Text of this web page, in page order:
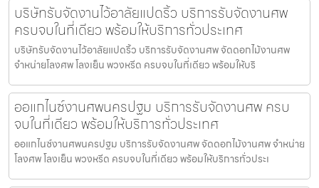
บริษัทรับจัดงานไว้อาลัยแปดริ้ว บริการรับจัดงานศพ
ครบจบในที่เดียว พร้อมให้บริการทั่วประเทศ
บริษัทรับจัดงานไว้อาลัยแปดริ้ว บริการรับจัดงานศพ จัดดอกไม้งานศพ
จำหน่ายโลงศพ โลงเย็น พวงหรีด ครบจบในที่เดียว พร้อมให้บริ
ออแกไนซ์งานศพนครปฐม บริการรับจัดงานศพ ครบ
จบในที่เดียว พร้อมให้บริการทั่วประเทศ
ออแกไนซ์งานศพนครปฐม บริการรับจัดงานศพ จัดดอกไม้งานศพ จำหน่าย
โลงศพ โลงเย็น พวงหรีด ครบจบในที่เดียว พร้อมให้บริการทั่วประเ